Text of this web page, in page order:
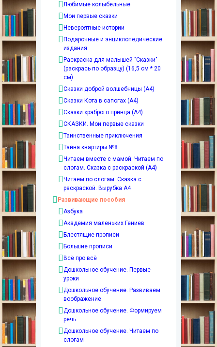
Любимые колыбельные
Мои первые сказки
Невероятные истории
Подарочные и энциклопедические
издания
Раскраска для малышей "Сказки"
(раскрась по образцу) (16,5 см * 20
см)
Сказки доброй волшебницы (А4)
Сказки Кота в сапогах (А4)
Сказки храброго принца (А4)
СКАЗКИ. Мои первые сказки
Таинственные приключения
Тайна квартиры №8
Читаем вместе с мамой. Читаем по
слогам. Сказка с раскраской (А4)
Читаем по слогам. Сказка с
раскраской. Вырубка А4
Развивающие пособия
Азбука
Академия маленьких Гениев
Блестящие прописи
Большие прописи
Всё про всё
Дошкольное обучение. Первые
уроки
Дошкольное обучение. Развиваем
воображение
Дошкольное обучение. Формируем
речь
Дошкольное обучение. Читаем по
слогам